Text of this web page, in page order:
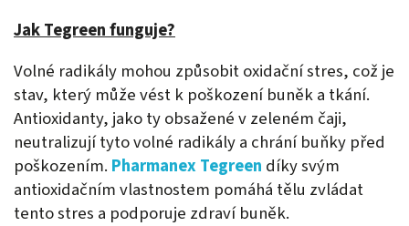
Jak Tegreen funguje?
Volné radikály mohou způsobit oxidační stres, což je
stav, který může vést k poškození buněk a tkání.
Antioxidanty, jako ty obsažené v zeleném čaji,
neutralizují tyto volné radikály a chrání buňky před
poškozením. Pharmanex Tegreen díky svým
antioxidačním vlastnostem pomáhá tělu zvládat
tento stres a podporuje zdraví buněk.